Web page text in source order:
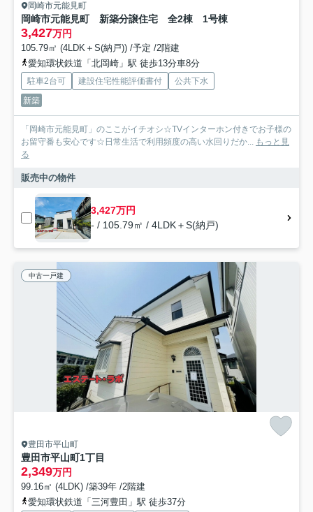
岡崎市元能見町
岡崎市元能見町 新築分譲住宅 全2棟 1号棟
3,427万円
105.79㎡ (4LDK＋S(納戸)) /予定 /2階建
愛知環状鉄道「北岡崎」駅 徒歩13分車8分
駐車2台可 建設住宅性能評価書付
公共下水
新築
「岡崎市元能見町」のここがイチオシ☆TVインターホン付きでお子様の
お留守番も安心です☆日常生活で利用頻度の高い水回りだか... もっと見
る
販売中の物件
3,427万円
- / 105.79㎡ / 4LDK＋S(納戸)
中古一戸建
豊田市平山町
豊田市平山町1丁目
2,349万円
99.16㎡ (4LDK) /築39年 /2階建
愛知環状鉄道「三河豊田」駅 徒歩37分